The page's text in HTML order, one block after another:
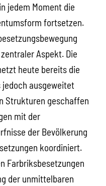
jedem Moment die
fortsetzen.
Aspekt. Die
heute bereits die
jedoch ausgeweitet
Strukturen geschaffen
mit der
der Bevölkerung
koordiniert.
Farbriksbesetzungen
der unmittelbaren